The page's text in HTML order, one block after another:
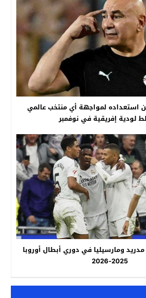
استعداده لمواجهة أي منتخب عالمي
لودية إفريقية في نوفمبر
مدريد ومارسيليا في دوري أبطال أوروبا
2025-2026